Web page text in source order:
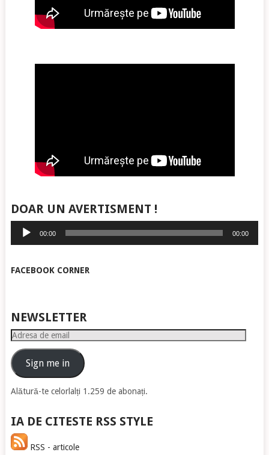
DOAR UN AVERTISMENT !
Player
audio
00:00 00:00
FACEBOOK CORNER
NEWSLETTER
Adresa
emailSign me in
Alătură-te celorlalți 1.259 de abonați.
IA DE CITESTE RSS STYLE
RSS - articole